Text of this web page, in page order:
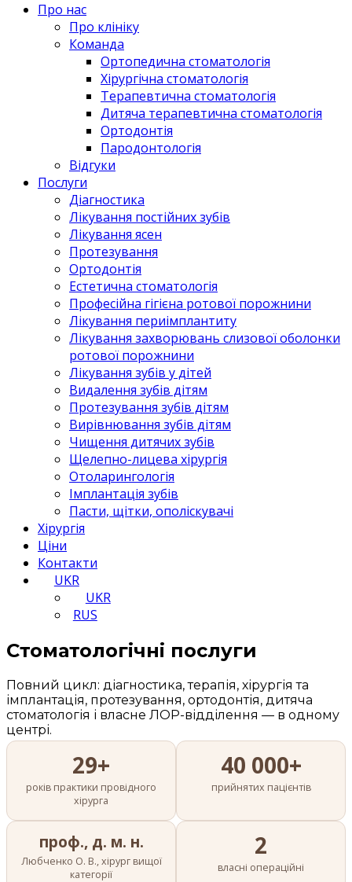
Про нас
Про клініку
Команда
Ортопедична стоматологія
Хірургічна стоматологія
Терапевтична стоматологія
Дитяча терапевтична стоматологія
Ортодонтія
Пародонтологія
Відгуки
Послуги
Діагностика
Лікування постійних зубів
Лікування ясен
Протезування
Ортодонтія
Естетична стоматологія
Професійна гігієна ротової порожнини
Лікування периімплантиту
Лікування захворювань слизової оболонки
ротової порожнини
Лікування зубів у дітей
Видалення зубів дітям
Протезування зубів дітям
Вирівнювання зубів дітям
Чищення дитячих зубів
Щелепно-лицева хірургія
Отоларингологія
Імплантація зубів
Пасти, щітки, ополіскувачі
Хірургія
Ціни
Контакти
UKR
UKR
RUS
Стоматологічні послуги
Повний цикл: діагностика, терапія, хірургія та
імплантація, протезування, ортодонтія, дитяча
стоматологія і власне ЛОР-відділення — в одному
центрі.
29+
років практики провідного
хірурга
40 000+
прийнятих пацієнтів
проф., д. м. н.
Любченко О. В., хірург вищої
категорії
2
власні операційні